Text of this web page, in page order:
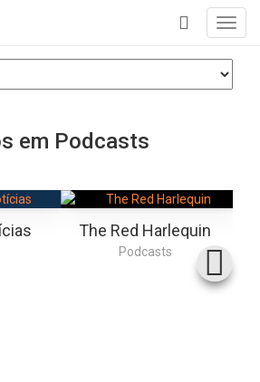
+
em Podcasts
The Red Harlequin
Podcasts